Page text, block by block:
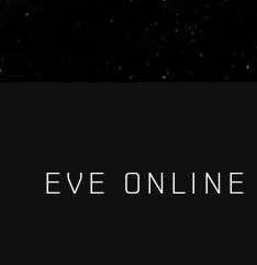
EVE ONLINE